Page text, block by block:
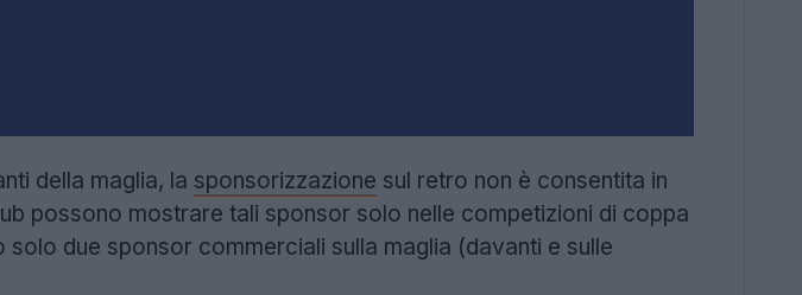
della maglia, la sponsorizzazione sul retro non è consentita in
possono mostrare tali sponsor solo nelle competizioni di coppa
due sponsor commerciali sulla maglia (davanti e sulle